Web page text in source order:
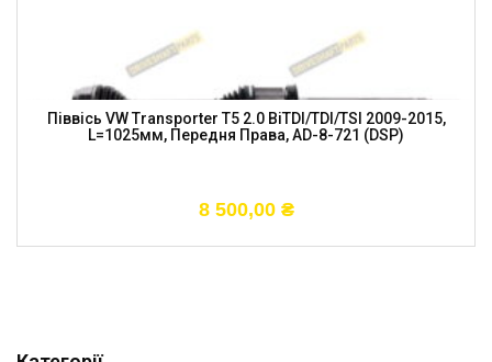
Піввісь VW Transporter T5 2.0 BiTDI/TDI/TSI 2009-2015,
L=1025мм, Передня Права, AD-8-721 (DSP)
8 500,00 ₴